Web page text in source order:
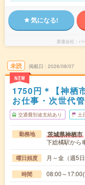
気になる!
派遣会社 パ
未読
NEW
掲載日 2026/08/07
1750円＊【神栖
お仕事・次世代
交通費別途支給あり 土
勤務地 茨城県神栖市
下総橘駅から
曜日頻度 月～金（週5
時間 08:00～